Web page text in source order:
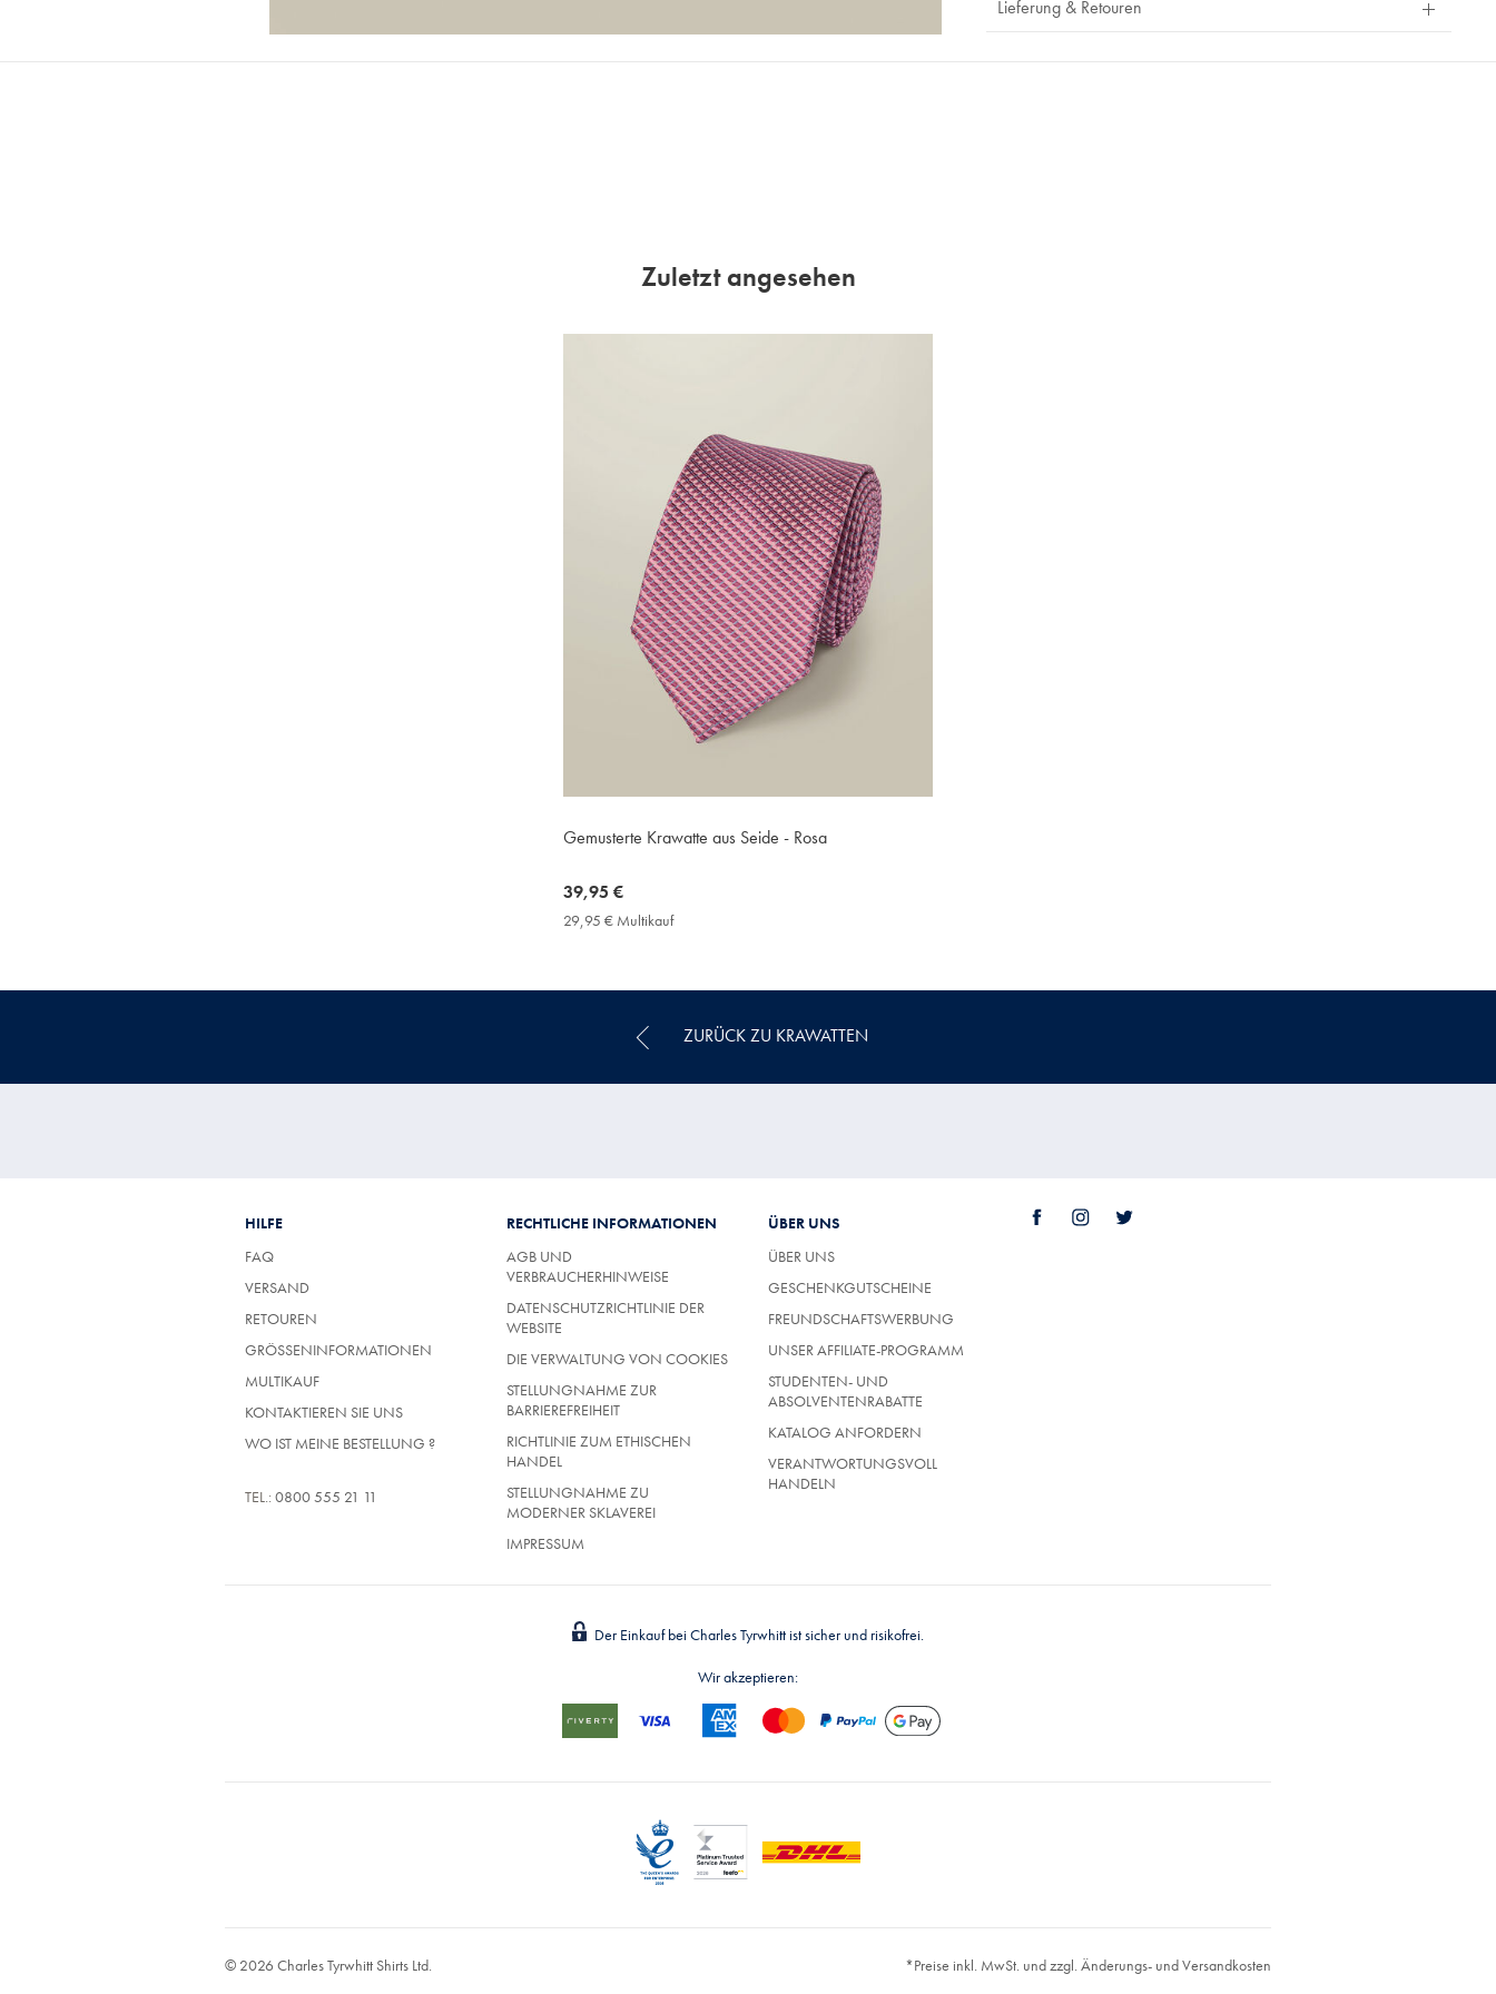
Lieferung & Retouren
Zuletzt angesehen
Gemusterte Krawatte aus Seide - Rosa
now
39,95
39,95 €
29,95 € Multikauf29,95
ZURÜCK ZU KRAWATTEN
HILFE
FAQ
VERSAND
RETOUREN
GRÖSSENINFORMATIONEN
MULTIKAUF
KONTAKTIEREN SIE UNS
WO IST MEINE BESTELLUNG ?
TEL.: 0800 555 21 11
RECHTLICHE INFORMATIONEN
AGB UND
VERBRAUCHERHINWEISE
DATENSCHUTZRICHTLINIE DER
WEBSITE
DIE VERWALTUNG VON COOKIES
STELLUNGNAHME ZUR
BARRIEREFREIHEIT
RICHTLINIE ZUM ETHISCHEN
HANDEL
STELLUNGNAHME ZU
MODERNER SKLAVEREI
IMPRESSUM
ÜBER UNS
ÜBER UNS
GESCHENKGUTSCHEINE
FREUNDSCHAFTSWERBUNG
UNSER AFFILIATE-PROGRAMM
STUDENTEN- UND
ABSOLVENTENRABATTE
KATALOG ANFORDERN
VERANTWORTUNGSVOLL
HANDELN
Der Einkauf bei Charles Tyrwhitt ist sicher und risikofrei.
Wir akzeptieren:
© 2026 Charles Tyrwhitt Shirts Ltd.
*Preise inkl. MwSt. und zzgl. Änderungs- und Versandkosten